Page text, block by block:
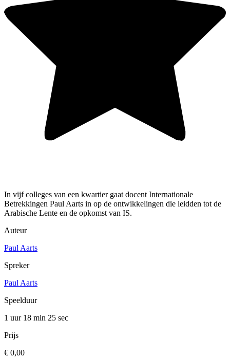
In vijf colleges van een kwartier gaat docent Internationale
Betrekkingen Paul Aarts in op de ontwikkelingen die leidden tot de
Arabische Lente en de opkomst van IS.
Auteur
Paul Aarts
Spreker
Paul Aarts
Speelduur
1 uur 18 min 25 sec
Prijs
€ 0,00